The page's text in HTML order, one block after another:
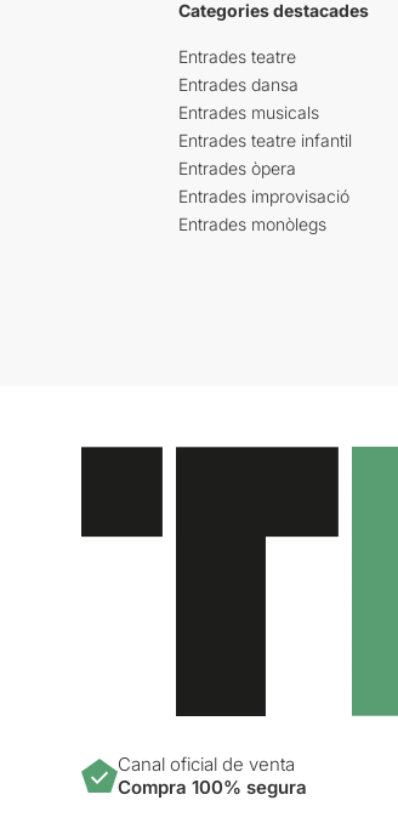
Categories destacades
Entrades teatre
Entrades dansa
Entrades musicals
Entrades teatre infantil
Entrades òpera
Entrades improvisació
Entrades monòlegs
Canal oficial de venta
Compra 100% segura